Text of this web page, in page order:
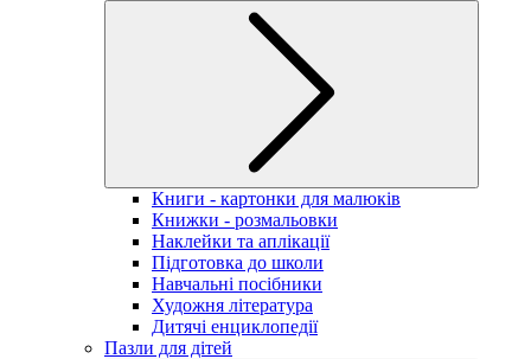
Книги - картонки для малюків
Книжки - розмальовки
Наклейки та аплікації
Підготовка до школи
Навчальні посібники
Художня література
Дитячі енциклопедії
Пазли для дітей